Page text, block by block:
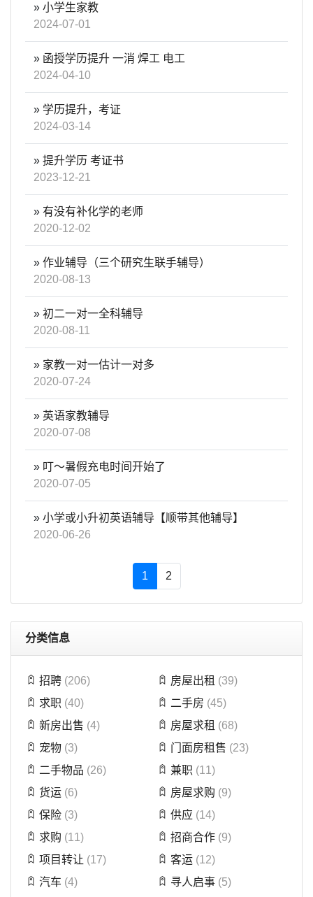
» 小学生家教
2024-07-01
» 函授学历提升 一消 焊工 电工
2024-04-10
» 学历提升，考证
2024-03-14
» 提升学历 考证书
2023-12-21
» 有没有补化学的老师
2020-12-02
» 作业辅导（三个研究生联手辅导）
2020-08-13
» 初二一对一全科辅导
2020-08-11
» 家教一对一估计一对多
2020-07-24
» 英语家教辅导
2020-07-08
» 叮～暑假充电时间开始了
2020-07-05
» 小学或小升初英语辅导【顺带其他辅导】
2020-06-26
1 (current)
2
分类信息
招聘 (206) 房屋出租 (39)
求职 (40) 二手房 (45)
新房出售 (4) 房屋求租 (68)
宠物 (3) 门面房租售 (23)
二手物品 (26) 兼职 (11)
货运 (6) 房屋求购 (9)
保险 (3) 供应 (14)
求购 (11) 招商合作 (9)
项目转让 (17) 客运 (12)
汽车 (4) 寻人启事 (5)